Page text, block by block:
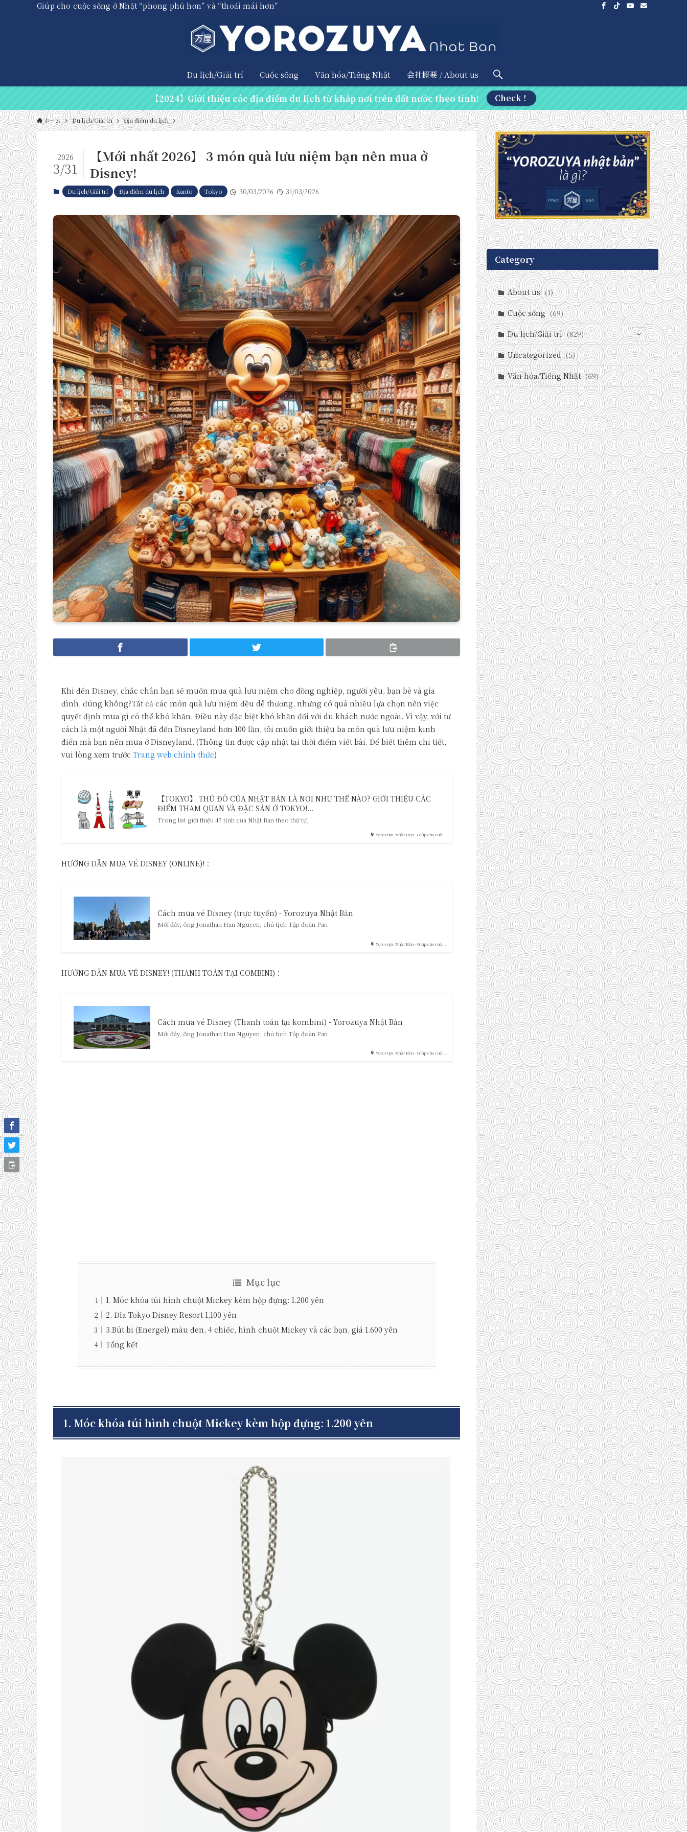
Giúp cho cuộc sống ở Nhật “phong phú hơn” và “thoải mái hơn”
Du lịch/Giải trí Cuộc sống Văn hóa/Tiếng Nhật 会社概要 / About us
【2024】Giới thiệu các địa điểm du lịch từ khắp nơi trên đất nước theo tỉnh! Check！
ホーム Du lịch/Giải trí Địa điểm du lịch
【Mới nhất 2026】 3 món quà lưu niệm bạn nên mua ở
Disney!
2026
3/31
Du lịch/Giải trí Địa điểm du lịch Kanto Tokyo 30/03/2026 31/03/2026
Khi đến Disney, chắc chắn bạn sẽ muốn mua quà lưu niệm cho đồng nghiệp, người yêu, bạn bè và gia
đình, đúng không?Tất cả các món quà lưu niệm đều dễ thương, nhưng có quá nhiều lựa chọn nên việc
quyết định mua gì có thể khó khăn. Điều này đặc biệt khó khăn đối với du khách nước ngoài. Vì vậy, với tư
cách là một người Nhật đã đến Disneyland hơn 100 lần, tôi muốn giới thiệu ba món quà lưu niệm kinh
điển mà bạn nên mua ở Disneyland. (Thông tin được cập nhật tại thời điểm viết bài. Để biết thêm chi tiết,
vui lòng xem trước Trang web chính thức)
Yorozuya Nhật Bản - Giúp cho cuộ...
【TOKYO】 THỦ ĐÔ CỦA NHẬT BẢN LÀ NƠI NHƯ THẾ NÀO? GIỚI THIỆU CÁC
ĐIỂM THAM QUAN VÀ ĐẶC SẢN Ở TOKYO!...
Trong list giới thiệu 47 tỉnh của Nhật Bản theo thứ tự,
HƯỚNG DẪN MUA VÉ DISNEY (ONLINE)!：
Yorozuya Nhật Bản - Giúp cho cuộ...
Cách mua vé Disney (trực tuyến) - Yorozuya Nhật Bản
Mới đây, ông Jonathan Han Nguyen, chủ tịch Tập đoàn Pan
HƯỚNG DẪN MUA VÉ DISNEY! (THANH TOÁN TẠI COMBINI)：
Yorozuya Nhật Bản - Giúp cho cuộ...
Cách mua vé Disney (Thanh toán tại kombini) - Yorozuya Nhật Bản
Mới đây, ông Jonathan Han Nguyen, chủ tịch Tập đoàn Pan
Mục lục
1. Móc khóa túi hình chuột Mickey kèm hộp đựng: 1.200 yên
2. Đĩa Tokyo Disney Resort 1,100 yên
3.Bút bi (Energel) màu đen, 4 chiếc, hình chuột Mickey và các bạn, giá 1.600 yên
Tổng kết
1. Móc khóa túi hình chuột Mickey kèm hộp đựng: 1.200 yên
Category
About us (1)
Cuộc sống (69)
Du lịch/Giải trí (829)
(146)
(71)
(237)
(588)
(29)
(27)
(110)
(185)
(29)
(128)
(33)
(33)
(35)
(58)
(95)
(83)
(39)
Uncategorized (5)
Văn hóa/Tiếng Nhật (69)